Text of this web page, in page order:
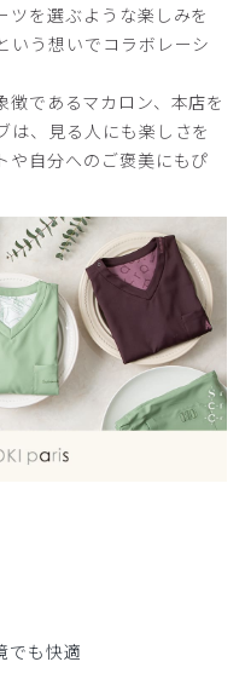
2025-06-10
:56-60kg
いです。消臭効果もかな
AOKI parisス
/S
ツを選ぶような楽しみを
いう想いでコラボレーシ
であるマカロン、本店を
は、見る人にも楽しさを
や自分へのご褒美にもぴ
でも快適